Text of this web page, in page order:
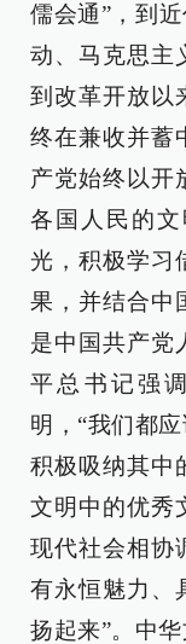
儒会通”，到
动、马克思主
到改革开放以
终在兼收并蓄
产党始终以开
各国人民的
光，积极学习
果，并结合中
是中国共产党
平总书记强
明，“我们都
积极吸纳其中
文明中的优秀
现代社会相协
有永恒魅力、
扬起来”。中